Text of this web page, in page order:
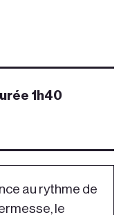
1h40
au rythme de
le